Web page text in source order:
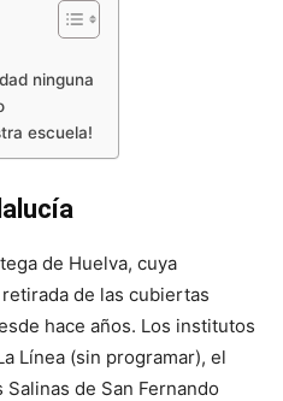
ninguna
escuela!
de Huelva, cuya
de las cubiertas
hace años. Los institutos
Línea (sin programar), el
Salinas de San Fernando